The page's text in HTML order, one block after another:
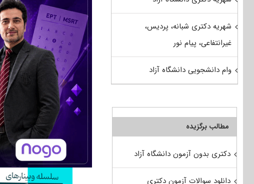
شهریه دکتری شبانه، پردیس،
غیرانتفاعی، پیام نور
وام دانشجویی دانشگاه آزاد
مطالب برگزیده
دکتری بدون آزمون دانشگاه آزاد
دانلود سوالات آزمون دکتری